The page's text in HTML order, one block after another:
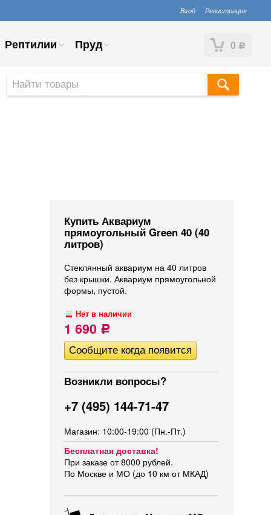
Вход Регистрация
0 Р
Рептилии Пруд
Купить Аквариум
прямоугольный Green 40 (40
литров)
Стеклянный аквариум на 40 литров
без крышки. Аквариум прямоугольной
формы, пустой.
Нет в наличии
1 690 Р
Возникли вопросы?
+7 (495) 144-71-47
Магазин: 10:00-19:00 (Пн.-Пт.)
Бесплатная доставка!
При заказе от 8000 рублей.
По Москве и МО (до 10 км от МКАД)